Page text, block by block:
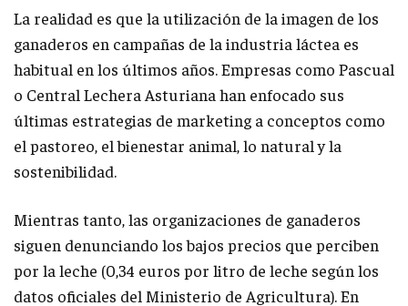
La realidad es que la utilización de la imagen de los
ganaderos en campañas de la industria láctea es
habitual en los últimos años. Empresas como Pascual
o Central Lechera Asturiana han enfocado sus
últimas estrategias de marketing a conceptos como
el pastoreo, el bienestar animal, lo natural y la
sostenibilidad.
Mientras tanto, las organizaciones de ganaderos
siguen denunciando los bajos precios que perciben
por la leche (0,34 euros por litro de leche según los
datos oficiales del Ministerio de Agricultura). En